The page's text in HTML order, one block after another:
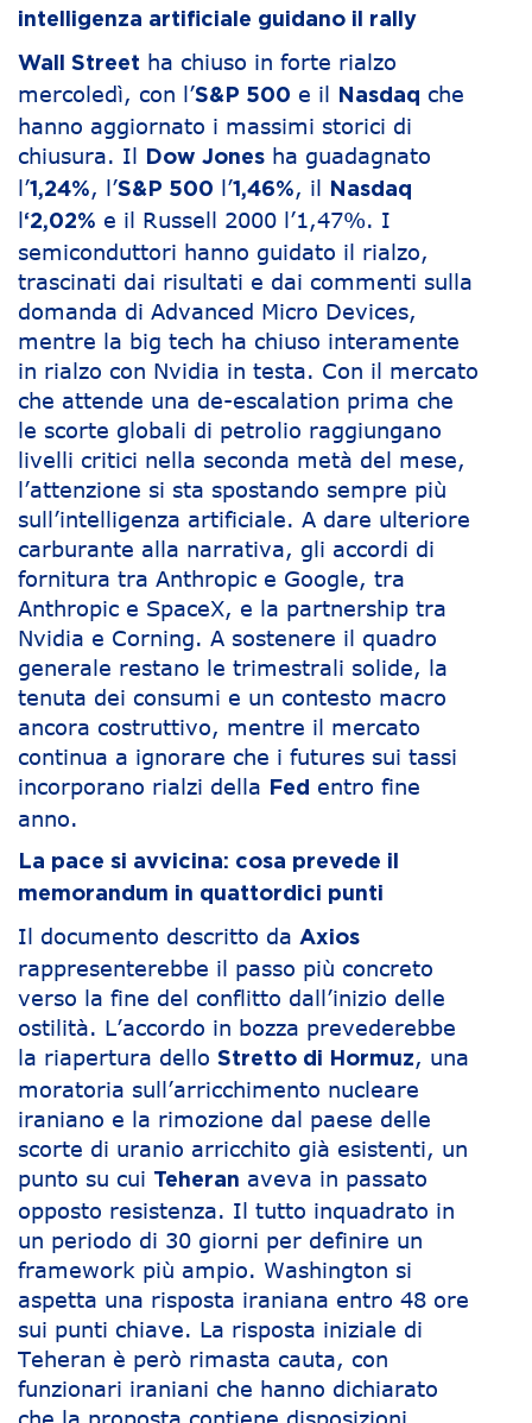
intelligenza artificiale guidano il rally
Wall Street ha chiuso in forte rialzo
mercoledì, con l’S&P 500 e il Nasdaq che
hanno aggiornato i massimi storici di
chiusura. Il
Dow Jones ha guadagnato
l’1,24%, l’S&P 500 l’1,46%, il Nasdaq
l‘2,02% e il Russell 2000 l’1,47%. I
semiconduttori hanno guidato il rialzo,
trascinati dai risultati e dai commenti sulla
domanda di Advanced Micro Devices,
mentre la big tech ha chiuso interamente
in rialzo con Nvidia in testa. Con il mercato
che attende una de-escalation prima che
le scorte globali di petrolio raggiungano
livelli critici nella seconda metà del mese,
l’attenzione si sta spostando sempre più
sull’intelligenza artificiale. A dare ulteriore
carburante alla narrativa, gli accordi di
fornitura tra Anthropic e Google, tra
Anthropic e SpaceX, e la partnership tra
Nvidia e Corning. A sostenere il quadro
generale restano le trimestrali solide, la
tenuta dei consumi e un contesto macro
ancora costruttivo, mentre il mercato
continua a ignorare che i futures sui tassi
incorporano rialzi della
Fed entro fine
anno.
La pace si avvicina: cosa prevede il
memorandum in quattordici punti
Il documento descritto da Axios
rappresenterebbe il passo più concreto
verso la fine del conflitto dall’inizio delle
ostilità. L’accordo in bozza prevederebbe
la riapertura dello Stretto di Hormuz, una
moratoria sull’arricchimento nucleare
iraniano e la rimozione dal paese delle
scorte di uranio arricchito già esistenti, un
punto su cui Teheran aveva in passato
opposto resistenza. Il tutto inquadrato in
un periodo di 30 giorni per definire un
framework più ampio. Washington si
aspetta una risposta iraniana entro 48 ore
sui punti chiave. La risposta iniziale di
Teheran è però rimasta cauta, con
funzionari iraniani che hanno dichiarato
che la proposta contiene disposizioni